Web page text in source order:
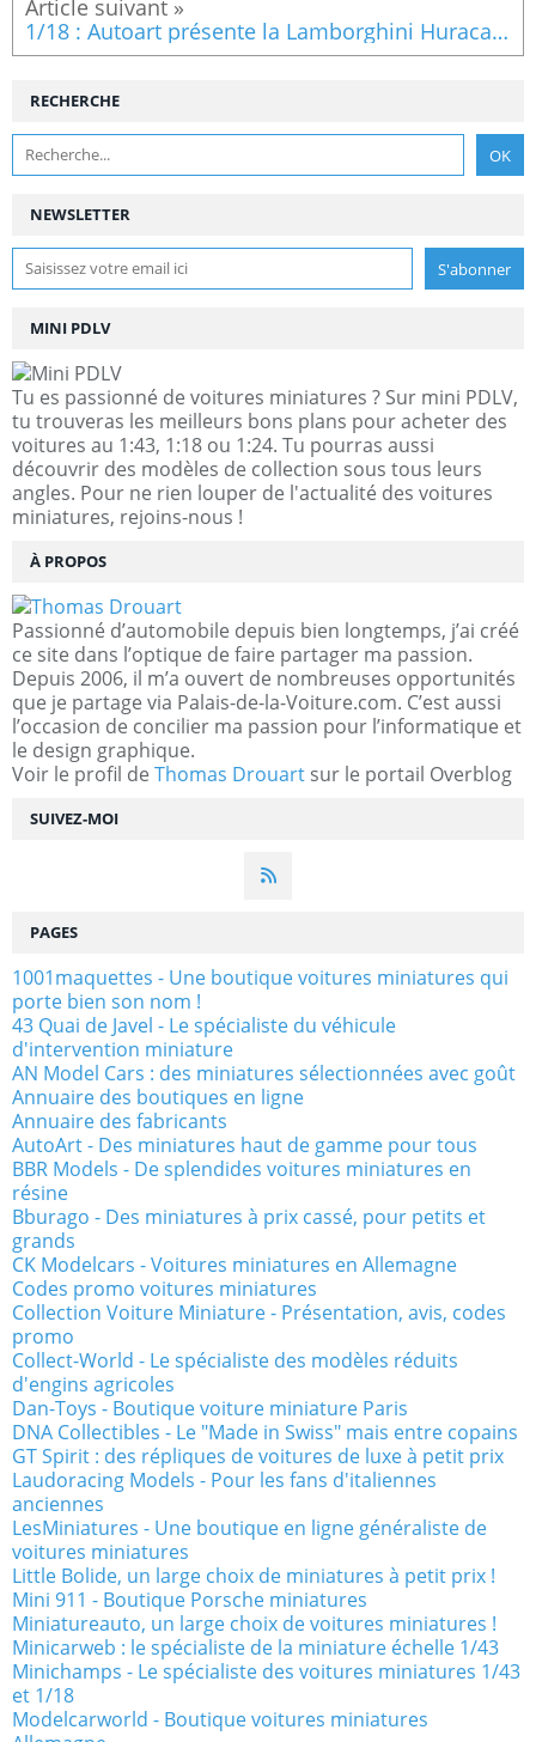
1/18 : Autoart présente la Lamborghini Huracan Liberty Walk !
NEWSLETTER
SUIVEZ-MOI
RECHERCHE
MINI PDLV
Tu es passionné de voitures miniatures ? Sur mini PDLV,
tu trouveras les meilleurs bons plans pour acheter des
voitures au 1:43, 1:18 ou 1:24. Tu pourras aussi
découvrir des modèles de collection sous tous leurs
angles. Pour ne rien louper de l'actualité des voitures
miniatures, rejoins-nous !
À PROPOS
Passionné d’automobile depuis bien longtemps, j’ai créé
ce site dans l’optique de faire partager ma passion.
Depuis 2006, il m’a ouvert de nombreuses opportunités
que je partage via Palais-de-la-Voiture.com. C’est aussi
l’occasion de concilier ma passion pour l’informatique et
le design graphique.
Voir le profil de Thomas Drouart sur le portail Overblog
PAGES
1001maquettes - Une boutique voitures miniatures qui
porte bien son nom !
43 Quai de Javel - Le spécialiste du véhicule
d'intervention miniature
AN Model Cars : des miniatures sélectionnées avec goût
Annuaire des boutiques en ligne
Annuaire des fabricants
AutoArt - Des miniatures haut de gamme pour tous
BBR Models - De splendides voitures miniatures en
résine
Bburago - Des miniatures à prix cassé, pour petits et
grands
CK Modelcars - Voitures miniatures en Allemagne
Codes promo voitures miniatures
Collection Voiture Miniature - Présentation, avis, codes
promo
Collect-World - Le spécialiste des modèles réduits
d'engins agricoles
Dan-Toys - Boutique voiture miniature Paris
DNA Collectibles - Le "Made in Swiss" mais entre copains
GT Spirit : des répliques de voitures de luxe à petit prix
Laudoracing Models - Pour les fans d'italiennes
anciennes
LesMiniatures - Une boutique en ligne généraliste de
voitures miniatures
Little Bolide, un large choix de miniatures à petit prix !
Mini 911 - Boutique Porsche miniatures
Miniatureauto, un large choix de voitures miniatures !
Minicarweb : le spécialiste de la miniature échelle 1/43
Minichamps - Le spécialiste des voitures miniatures 1/43
et 1/18
Modelcarworld - Boutique voitures miniatures